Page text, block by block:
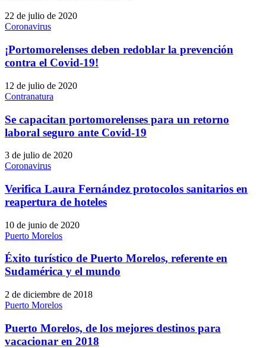
22 de julio de 2020
Coronavirus
¡Portomorelenses deben redoblar la prevención
contra el Covid-19!
12 de julio de 2020
Contranatura
Se capacitan portomorelenses para un retorno
laboral seguro ante Covid-19
3 de julio de 2020
Coronavirus
Verifica Laura Fernández protocolos sanitarios en
reapertura de hoteles
10 de junio de 2020
Puerto Morelos
Éxito turístico de Puerto Morelos, referente en
Sudamérica y el mundo
2 de diciembre de 2018
Puerto Morelos
Puerto Morelos, de los mejores destinos para
vacacionar en 2018